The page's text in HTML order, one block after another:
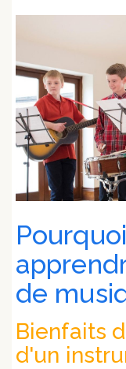
de
Bienfaits
d'un